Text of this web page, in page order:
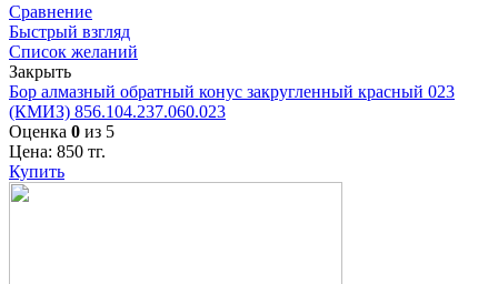
Сравнение
Быстрый взгляд
Список желаний
Закрыть
Бор алмазный обратный конус закругленный красный 023
(КМИЗ) 856.104.237.060.023
Оценка 0 из 5
Цена: 850 тг.
Купить